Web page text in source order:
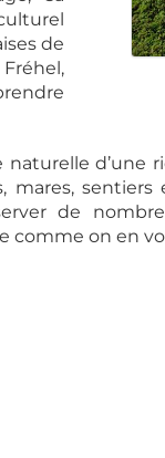
de
d’une
mares,
de
comme on en